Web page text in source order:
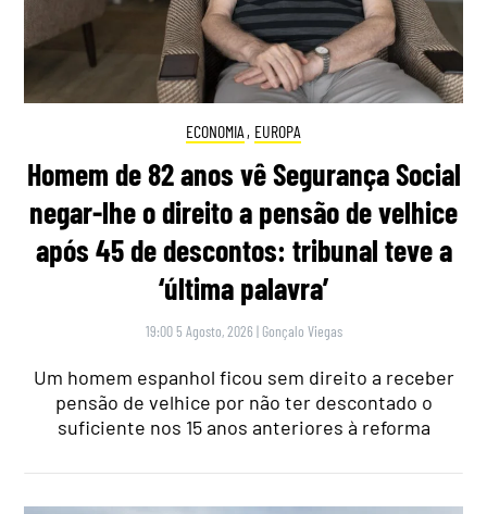
ECONOMIA , EUROPA
Homem de 82 anos vê Segurança Social
negar-lhe o direito a pensão de velhice
após 45 de descontos: tribunal teve a
‘última palavra’
19:00 5 Agosto, 2026 | Gonçalo Viegas
Um homem espanhol ficou sem direito a receber
pensão de velhice por não ter descontado o
suficiente nos 15 anos anteriores à reforma